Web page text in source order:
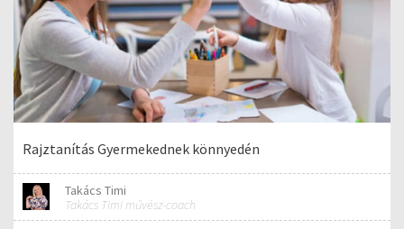
Rajztanítás Gyermekednek könnyedén
Takács Timi
Takács Timi művész-coach